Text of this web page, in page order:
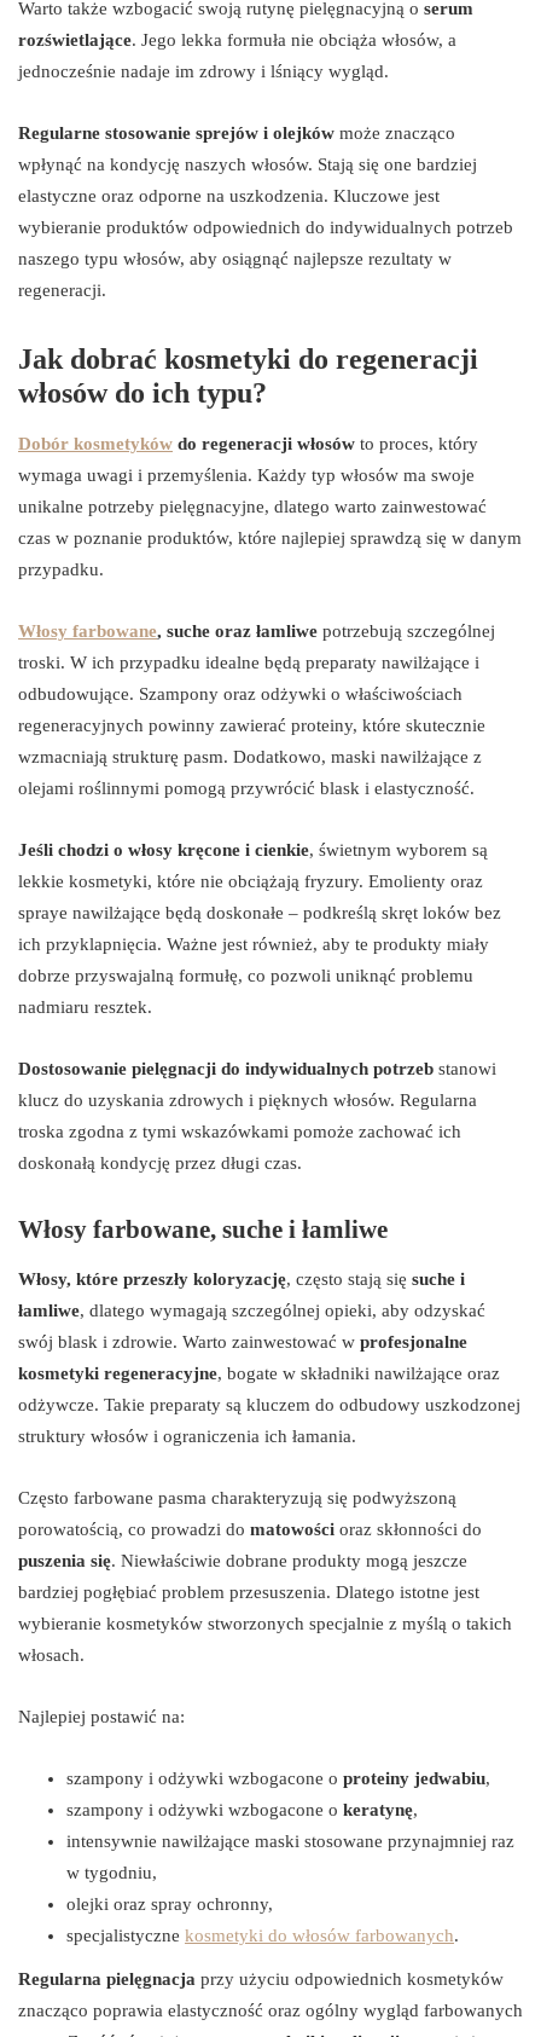
Warto także wzbogacić swoją rutynę pielęgnacyjną o serum
rozświetlające. Jego lekka formuła nie obciąża włosów, a
jednocześnie nadaje im zdrowy i lśniący wygląd.
Regularne stosowanie sprejów i olejków może znacząco
wpłynąć na kondycję naszych włosów. Stają się one bardziej
elastyczne oraz odporne na uszkodzenia. Kluczowe jest
wybieranie produktów odpowiednich do indywidualnych potrzeb
naszego typu włosów, aby osiągnąć najlepsze rezultaty w
regeneracji.
Jak dobrać kosmetyki do regeneracji
włosów do ich typu?
Dobór kosmetyków do regeneracji włosów to proces, który
wymaga uwagi i przemyślenia. Każdy typ włosów ma swoje
unikalne potrzeby pielęgnacyjne, dlatego warto zainwestować
czas w poznanie produktów, które najlepiej sprawdzą się w danym
przypadku.
Włosy farbowane, suche oraz łamliwe potrzebują szczególnej
troski. W ich przypadku idealne będą preparaty nawilżające i
odbudowujące. Szampony oraz odżywki o właściwościach
regeneracyjnych powinny zawierać proteiny, które skutecznie
wzmacniają strukturę pasm. Dodatkowo, maski nawilżające z
olejami roślinnymi pomogą przywrócić blask i elastyczność.
Jeśli chodzi o włosy kręcone i cienkie, świetnym wyborem są
lekkie kosmetyki, które nie obciążają fryzury. Emolienty oraz
spraye nawilżające będą doskonałe – podkreślą skręt loków bez
ich przyklapnięcia. Ważne jest również, aby te produkty miały
dobrze przyswajalną formułę, co pozwoli uniknąć problemu
nadmiaru resztek.
Dostosowanie pielęgnacji do indywidualnych potrzeb stanowi
klucz do uzyskania zdrowych i pięknych włosów. Regularna
troska zgodna z tymi wskazówkami pomoże zachować ich
doskonałą kondycję przez długi czas.
Włosy farbowane, suche i łamliwe
Włosy, które przeszły koloryzację, często stają się suche i
łamliwe, dlatego wymagają szczególnej opieki, aby odzyskać
swój blask i zdrowie. Warto zainwestować w profesjonalne
kosmetyki regeneracyjne, bogate w składniki nawilżające oraz
odżywcze. Takie preparaty są kluczem do odbudowy uszkodzonej
struktury włosów i ograniczenia ich łamania.
Często farbowane pasma charakteryzują się podwyższoną
porowatością, co prowadzi do matowości oraz skłonności do
puszenia się. Niewłaściwie dobrane produkty mogą jeszcze
bardziej pogłębiać problem przesuszenia. Dlatego istotne jest
wybieranie kosmetyków stworzonych specjalnie z myślą o takich
włosach.
Najlepiej postawić na:
szampony i odżywki wzbogacone o proteiny jedwabiu,
szampony i odżywki wzbogacone o keratynę,
intensywnie nawilżające maski stosowane przynajmniej raz
w tygodniu,
olejki oraz spray ochronny,
specjalistyczne kosmetyki do włosów farbowanych.
Regularna pielęgnacja przy użyciu odpowiednich kosmetyków
znacząco poprawia elastyczność oraz ogólny wygląd farbowanych